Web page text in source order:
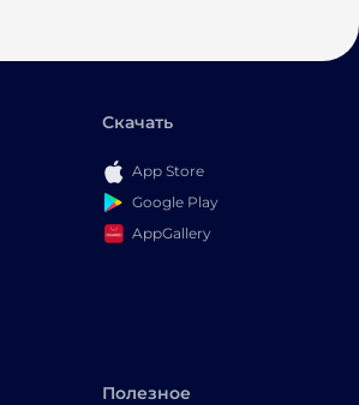
Скачать
App Store
Google Play
AppGallery
Полезное